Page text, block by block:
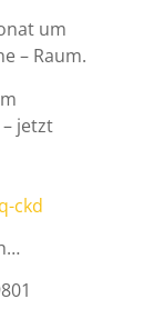
um
– Raum.
jetzt
ckd